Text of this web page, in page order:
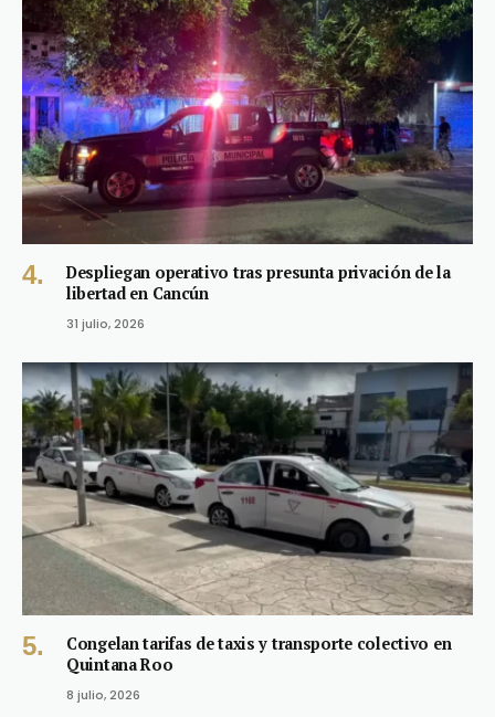
Despliegan operativo tras presunta privación de la
libertad en Cancún
31 julio, 2026
Congelan tarifas de taxis y transporte colectivo en
Quintana Roo
8 julio, 2026